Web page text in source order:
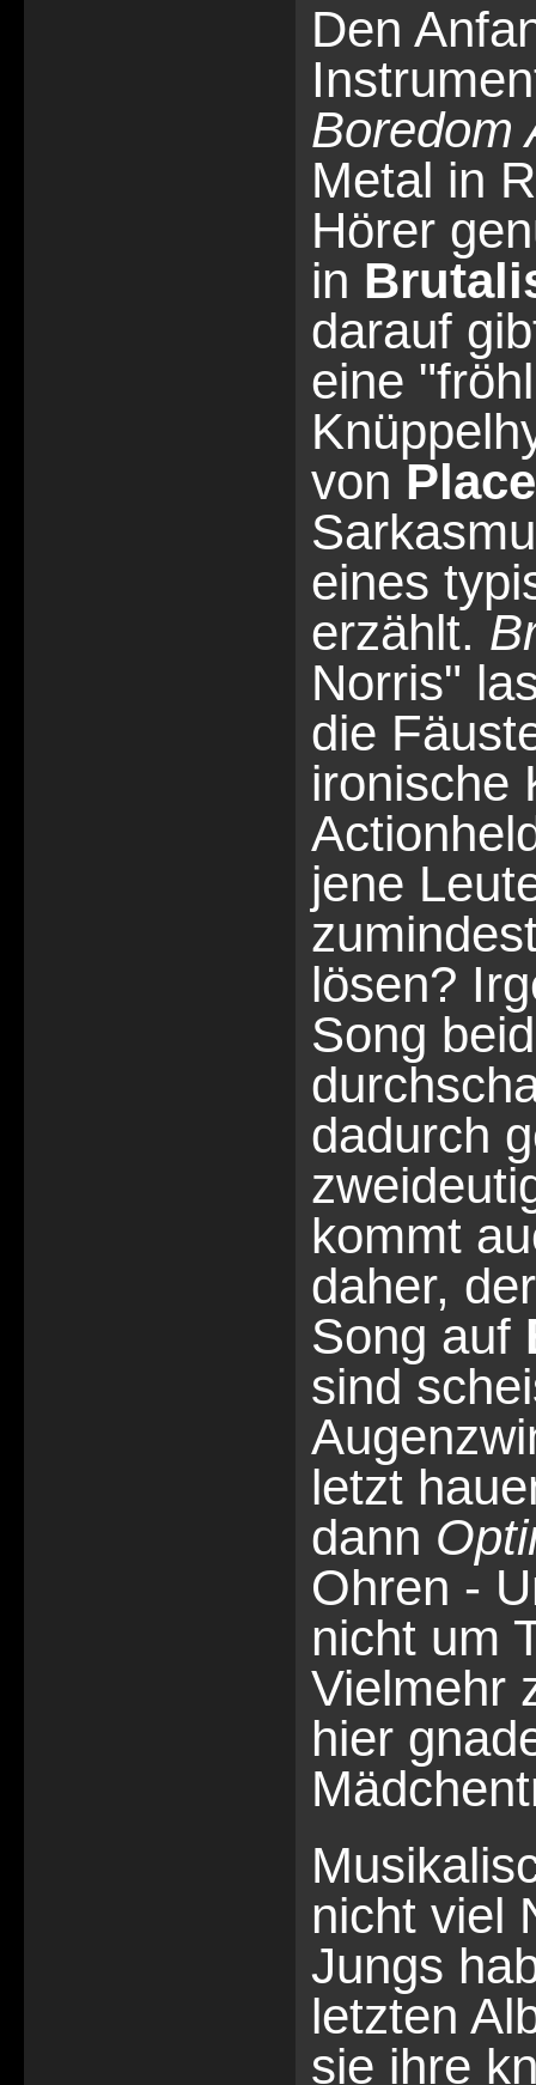
Den
Boredom
Metal in
Hörer
in
darauf
eine
von
eines
erzählt.
Norris"
die
ironische
jene
lösen?
Song
dadurch
kommt
daher,
Song auf
sind
letzt
dann
Ohren -
nicht um
Vielmehr
hier
nicht viel
Jungs
letzten
sie ihre